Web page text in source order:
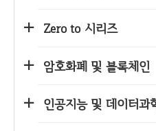
Zero to 시리즈
암호화폐 및 블록체인
인공지능 및 데이터과